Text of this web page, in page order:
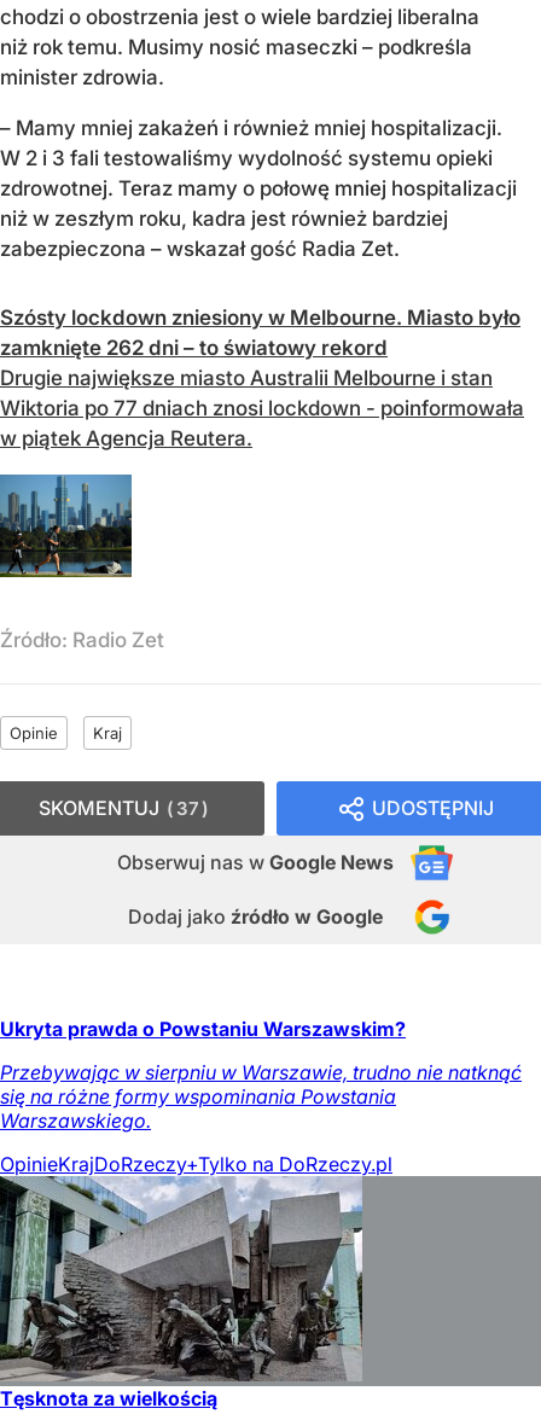
chodzi o obostrzenia jest o wiele bardziej liberalna
niż rok temu. Musimy nosić maseczki – podkreśla
minister zdrowia.
– Mamy mniej zakażeń i również mniej hospitalizacji.
W 2 i 3 fali testowaliśmy wydolność systemu opieki
zdrowotnej. Teraz mamy o połowę mniej hospitalizacji
niż w zeszłym roku, kadra jest również bardziej
zabezpieczona – wskazał gość Radia Zet.
Szósty lockdown zniesiony w Melbourne. Miasto było
zamknięte 262 dni – to światowy rekord
Drugie największe miasto Australii Melbourne i stan
Wiktoria po 77 dniach znosi lockdown - poinformowała
w piątek Agencja Reutera.
Źródło: Radio Zet
Opinie Kraj
UDOSTĘPNIJ
Obserwuj nas w Google News
Dodaj jako źródło w Google
SKOMENTUJ 37
Ukryta prawda o Powstaniu Warszawskim?
Przebywając w sierpniu w Warszawie, trudno nie natknąć
się na różne formy wspominania Powstania
Warszawskiego.
OpinieKrajDoRzeczy+Tylko na DoRzeczy.pl
Tęsknota za wielkością